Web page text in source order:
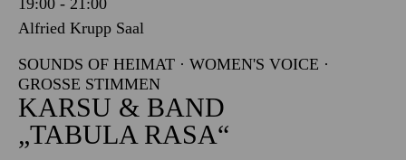
19:00 - 21:00
Alfried Krupp Saal
SOUNDS OF HEIMAT · WOMEN'S VOICE ·
GROSSE STIMMEN
KARSU & BAND
„TABULA RASA“